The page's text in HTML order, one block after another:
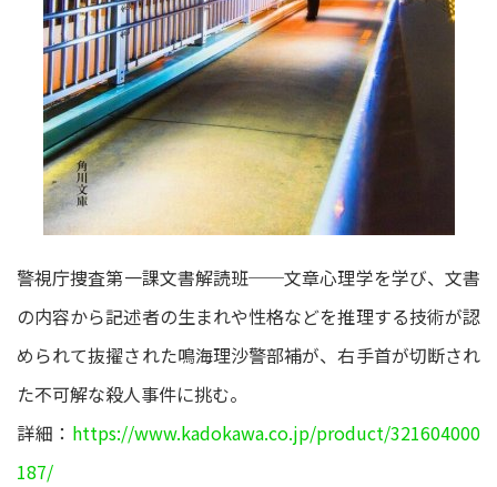
警視庁捜査第一課文書解読班──文章心理学を学び、文書
の内容から記述者の生まれや性格などを推理する技術が認
められて抜擢された鳴海理沙警部補が、右手首が切断され
た不可解な殺人事件に挑む。
詳細： https://www.kadokawa.co.jp/product/321604000
187/